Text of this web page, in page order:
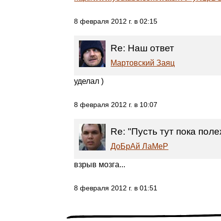
8 февраля 2012 г. в 02:15
Re: Наш ответ
Мартовский Заяц
уделал )
8 февраля 2012 г. в 10:07
Re: "Пусть тут пока
ДоБрАй ЛаМеР
взрыв мозга...
8 февраля 2012 г. в 01:51